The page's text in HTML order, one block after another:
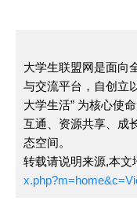
大学生联盟网是面向
与交流平台，自创立
大学生活” 为核心使
互通、资源共享、成
态空间。
转载请说明来源,本文